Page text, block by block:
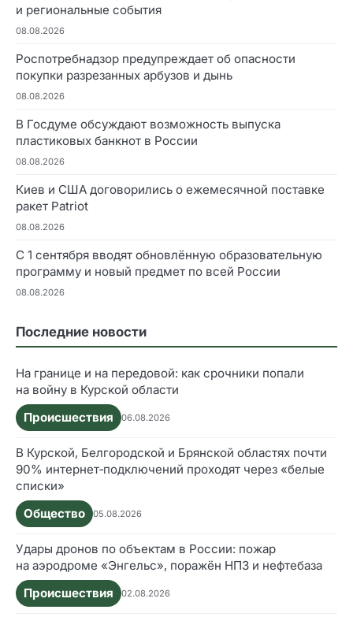
и региональные события
08.08.2026
Роспотребнадзор предупреждает об опасности
покупки разрезанных арбузов и дынь
08.08.2026
В Госдуме обсуждают возможность выпуска
пластиковых банкнот в России
08.08.2026
Киев и США договорились о ежемесячной поставке
ракет Patriot
08.08.2026
С 1 сентября вводят обновлённую образовательную
программу и новый предмет по всей России
08.08.2026
Последние новости
На границе и на передовой: как срочники попали
на войну в Курской области
Происшествия
06.08.2026
В Курской, Белгородской и Брянской областях почти
90% интернет‑подключений проходят через «белые
списки»
Общество
05.08.2026
Удары дронов по объектам в России: пожар
на аэродроме «Энгельс», поражён НПЗ и нефтебаза
Происшествия
02.08.2026